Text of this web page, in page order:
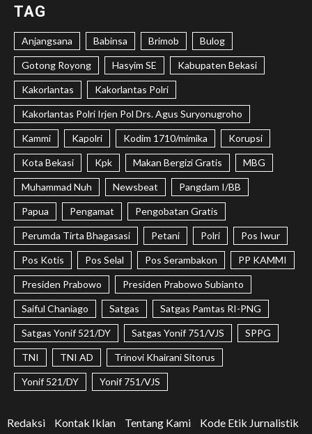
TAG
Anjangsana Babinsa Brimob Bulog
Gotong Royong Hasyim SE Kabupaten Bekasi
Kakorlantas Kakorlantas Polri
Kakorlantas Polri Irjen Pol Drs. Agus Suryonugroho
Kammi Kapolri Kodim 1710/mimika Korupsi
Kota Bekasi Kpk Makan Bergizi Gratis MBG
Muhammad Nuh Newsbeat Pangdam I/BB
Papua Pengamat Pengobatan Gratis
Perumda Tirta Bhagasasi Petani Polri Pos Iwur
Pos Kotis Pos Selal Pos Serambakon PP KAMMI
Presiden Prabowo Presiden Prabowo Subianto
Saiful Chaniago Satgas Satgas Pamtas RI-PNG
Satgas Yonif 521/DY Satgas Yonif 751/VJS SPPG
TNI TNI AD Trinovi Khairani Sitorus
Yonif 521/DY Yonif 751/VJS
Redaksi Kontak Iklan Tentang Kami Kode Etik Jurnalistik